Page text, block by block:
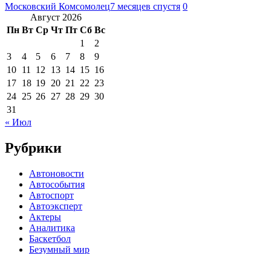
Московский Комсомолец7 месяцев спустя 0
Август 2026
Пн Вт Ср Чт Пт Сб Вс
1
2
3
4 5 6 7 8
9
10 11 12 13 14 15 16
17 18 19 20 21 22 23
24 25 26 27 28 29 30
31
« Июл
Рубрики
Автоновости
Автособытия
Автоспорт
Автоэксперт
Актеры
Аналитика
Баскетбол
Безумный мир